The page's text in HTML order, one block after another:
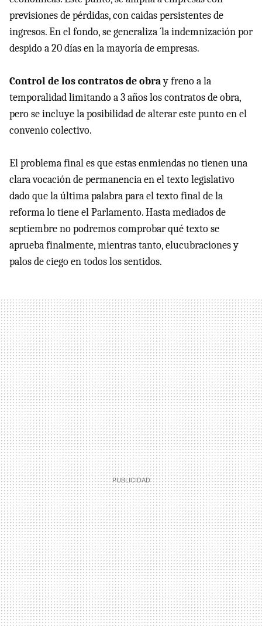
previsiones de pérdidas, con caidas persistentes de
ingresos. En el fondo, se generaliza ´la indemnización por
despido a 20 días en la mayoría de empresas.
Control de los contratos de obray freno a la
temporalidad limitando a 3 años los contratos de obra,
pero se incluye la posibilidad de alterar este punto en el
convenio colectivo.
El problema final es que estas enmiendas no tienen una
clara vocación de permanencia en el texto legislativo
dado que la última palabra para el texto final de la
reforma lo tiene el Parlamento. Hasta mediados de
septiembre no podremos comprobar qué texto se
aprueba finalmente, mientras tanto, elucubraciones y
palos de ciego en todos los sentidos.